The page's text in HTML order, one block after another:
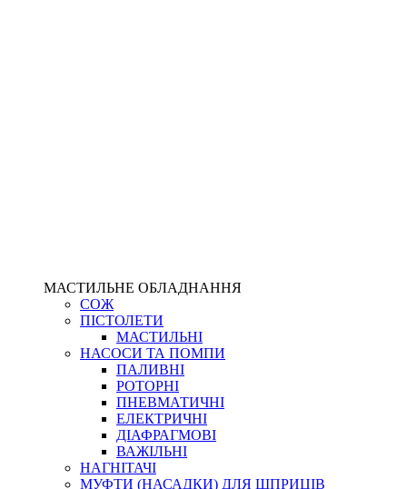
МАСТИЛЬНЕ ОБЛАДНАННЯ
СОЖ
ПІСТОЛЕТИ
МАСТИЛЬНІ
НАСОСИ ТА ПОМПИ
ПАЛИВНІ
РОТОРНІ
ПНЕВМАТИЧНІ
ЕЛЕКТРИЧНІ
ДІАФРАГМОВІ
ВАЖІЛЬНІ
НАГНІТАЧІ
МУФТИ (НАСАДКИ) ДЛЯ ШПРИЦІВ